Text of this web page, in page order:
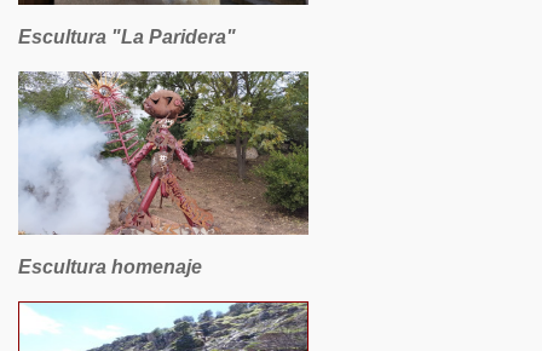
Escultura "La Paridera"
Escultura homenaje